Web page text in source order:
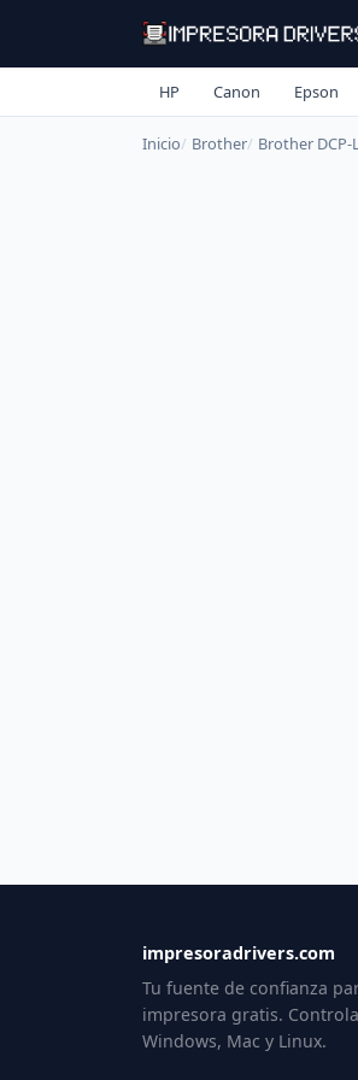
HP Canon Epson
Inicio Brother Brother DCP-
impresoradrivers.com
Tu fuente de confianza
impresora gratis.
Windows, Mac y Linux.